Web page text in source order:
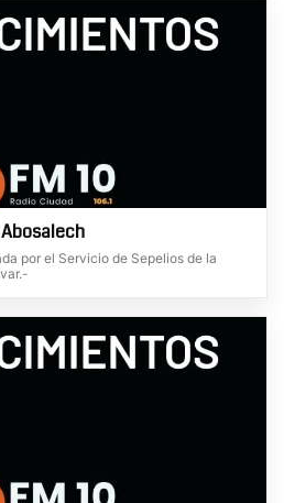
por el Servicio de Sepelios de la